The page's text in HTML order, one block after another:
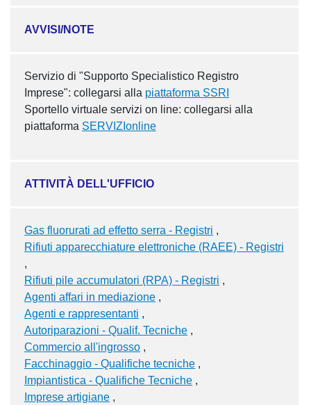
AVVISI/NOTE
Servizio di "Supporto Specialistico Registro
Imprese": collegarsi alla piattaforma SSRI
Sportello virtuale servizi on line: collegarsi alla
piattaforma SERVIZIonline
ATTIVITÀ DELL'UFFICIO
Gas fluorurati ad effetto serra - Registri
Rifiuti apparecchiature elettroniche (RAEE) - Registri
Rifiuti pile accumulatori (RPA) - Registri
Agenti affari in mediazione
Agenti e rappresentanti
Autoriparazioni - Qualif. Tecniche
Commercio all'ingrosso
Facchinaggio - Qualifiche tecniche
Impiantistica - Qualifiche Tecniche
Imprese artigiane